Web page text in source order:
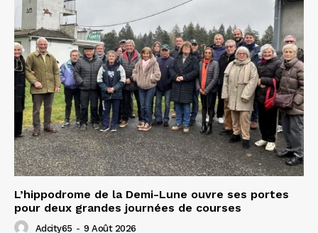
L’hippodrome de la Demi-Lune ouvre ses portes
pour deux grandes journées de courses
Adcity65 - 9 Août 2026